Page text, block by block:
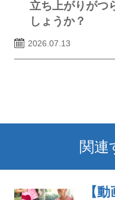
立ち上がりがつ
しょうか？
2026.07.13
関連
【